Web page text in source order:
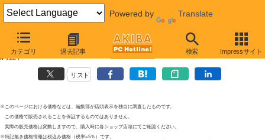
Powered by Translate
カテゴリ 過去記事 検索 Impressサイト
CPUの新製品 (2012年6月3日)(5月29日〜6月3日調査)（一部3日
調査）
リスト
※このページにおける価格などは、編集部が店頭表示を独自に調査したものです。
この価格で販売されることを保証するものではありません。
実際の販売価格は変動しますので、購入時に各ショップ店頭にてご確認ください。
※特記無き価格情報は税込み価格（税率=5％）です。